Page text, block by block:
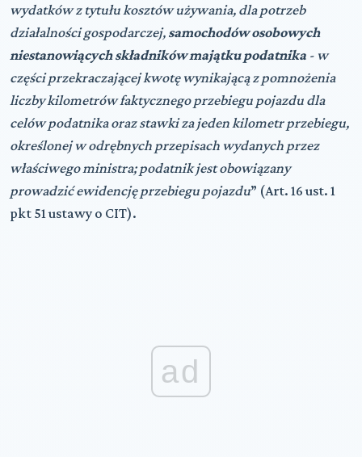
wydatków z tytułu kosztów używania, dla potrzeb
działalności gospodarczej, samochodów osobowych
niestanowiących składników majątku podatnika - w
części przekraczającej kwotę wynikającą z pomnożenia
liczby kilometrów faktycznego przebiegu pojazdu dla
celów podatnika oraz stawki za jeden kilometr przebiegu,
określonej w odrębnych przepisach wydanych przez
właściwego ministra; podatnik jest obowiązany
prowadzić ewidencję przebiegu pojazdu” (Art. 16 ust. 1
pkt 51 ustawy o CIT).
ad